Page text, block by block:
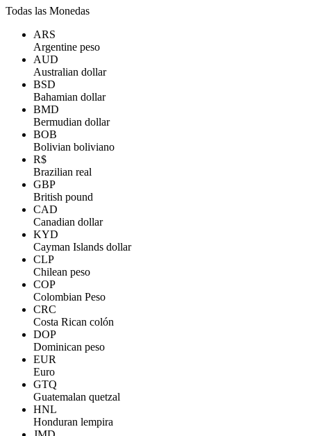
Todas las Monedas
ARS
Argentine peso
AUD
Australian dollar
BSD
Bahamian dollar
BMD
Bermudian dollar
BOB
Bolivian boliviano
R$
Brazilian real
GBP
British pound
CAD
Canadian dollar
KYD
Cayman Islands dollar
CLP
Chilean peso
COP
Colombian Peso
CRC
Costa Rican colón
DOP
Dominican peso
EUR
Euro
GTQ
Guatemalan quetzal
HNL
Honduran lempira